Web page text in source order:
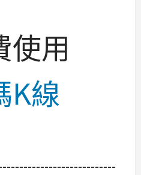
使用
K線